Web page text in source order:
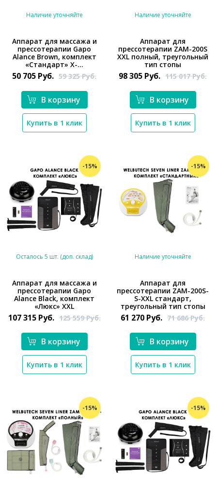
*}
Наличие уточняйте
Аппарат для массажа и
прессотерапии Gapo
Alance Brown, комплект
«Стандарт» X-...
50 705 Руб. 59 325Руб.
В корзину
Купить в 1 клик
*}
Наличие уточняйте
Аппарат для
прессотерапии ZAM-200S
XXL полный, треугольный
тип стопы
98 305 Руб. 115 017Руб.
В корзину
Купить в 1 клик
-15%
*}
Осталось 5 шт. (доп. склад)
Аппарат для массажа и
прессотерапии Gapo
Alance Black, комплект
«Люкс» XXL
107 315 Руб. 125 559Руб.
В корзину
Купить в 1 клик
-15%
*}
Наличие уточняйте
Аппарат для
прессотерапии ZAM-200S-
S-XXL стандарт,
треугольный тип стопы
61 270 Руб. 71 686Руб.
В корзину
Купить в 1 клик
-15% -15%